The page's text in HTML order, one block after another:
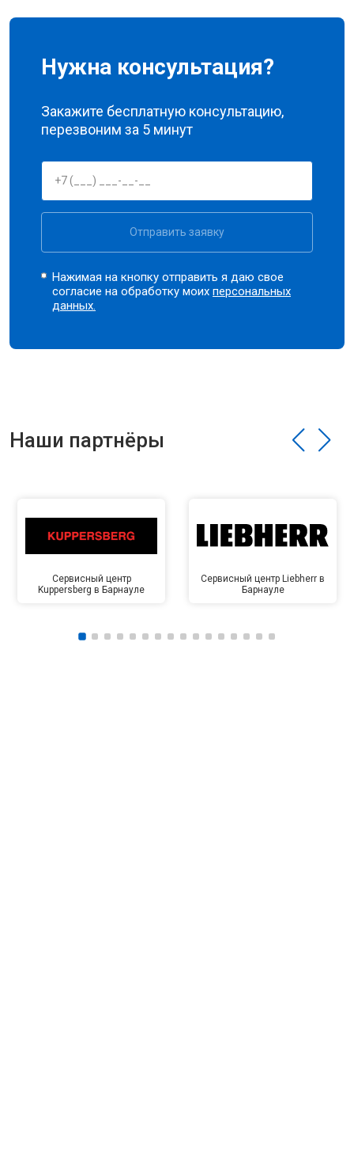
Нужна консультация?
Закажите бесплатную консультацию,
перезвоним за 5 минут
Отправить заявку
Нажимая на кнопку отправить я даю свое
согласие на обработку моихперсональных
данных.
Наши партнёры
Сервисный центр
Kuppersberg в Барнауле
Сервисный центр Liebherr в
Барнауле